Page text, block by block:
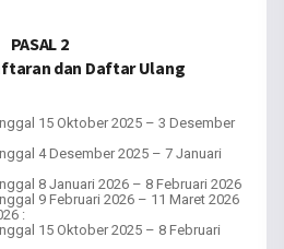
PASAL 2
dan Daftar Ulang
15 Oktober 2025 – 3 Desember
4 Desember 2025 – 7 Januari
8 Januari 2026 – 8 Februari 2026
9 Februari 2026 – 11 Maret 2026
:
15 Oktober 2025 – 8 Februari